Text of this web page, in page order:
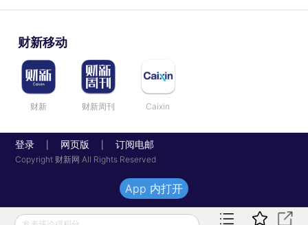
财新移动
财新 财新周刊 Caixin
登录 网页版 订阅电邮
Copyright 财新网 All Rights Reserved
App 内打开